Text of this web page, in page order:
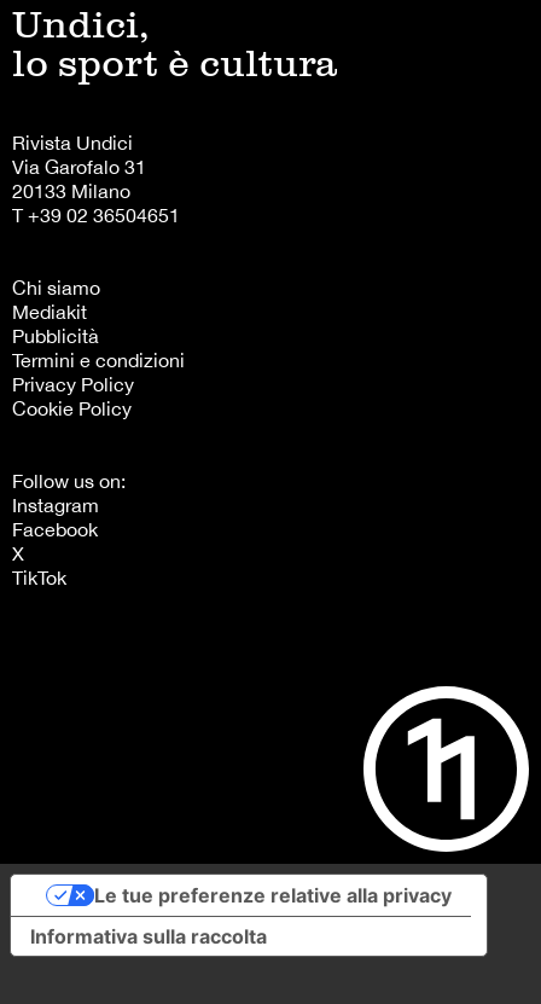
Undici,
lo sport è cultura
Rivista Undici
Via Garofalo 31
20133 Milano
T +39 02 36504651
Chi siamo
Mediakit
Pubblicità
Termini e condizioni
Privacy Policy
Cookie Policy
Follow us on:
Instagram
Facebook
X
TikTok
Informativa sulla raccolta
Le tue preferenze relative alla privacy